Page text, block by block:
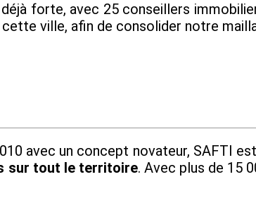
forte, avec 25 conseillers
ville, afin de consolider notre
avec un concept novateur, SAFTI
sur tout le territoire. Avec plus de 15